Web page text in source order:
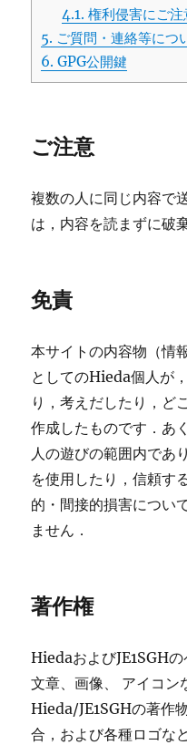
4.1. 権利侵害にご注
5. ご質問・連絡等につ
6. GPG公開鍵
ご注意
複数の人に同じ内容で
は，内容を読まずに破
免責
本サイトの内容物（情
としてのHieda個人が
り，考えだしたり，ど
作成したものです．あ
人の遊びの範囲内であ
を使用したり，信頼す
的・間接的損害につい
ません．
著作権
HiedaおよびJE1SGH
文章、画像、 アイコン
Hieda/JE1SGHの著作
合，および各種ロゴな